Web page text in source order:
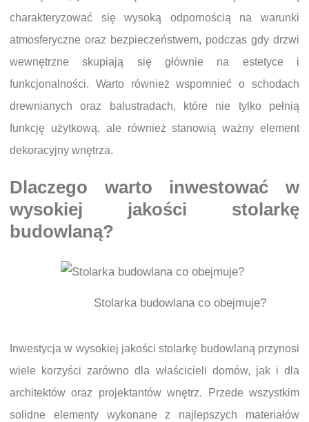
charakteryzować się wysoką odpornością na warunki
atmosferyczne oraz bezpieczeństwem, podczas gdy drzwi
wewnętrzne skupiają się głównie na estetyce i
funkcjonalności. Warto również wspomnieć o schodach
drewnianych oraz balustradach, które nie tylko pełnią
funkcję użytkową, ale również stanowią ważny element
dekoracyjny wnętrza.
Dlaczego warto inwestować w
wysokiej jakości stolarkę
budowlaną?
Stolarka budowlana co obejmuje?
Inwestycja w wysokiej jakości stolarkę budowlaną przynosi
wiele korzyści zarówno dla właścicieli domów, jak i dla
architektów oraz projektantów wnętrz. Przede wszystkim
solidne elementy wykonane z najlepszych materiałów